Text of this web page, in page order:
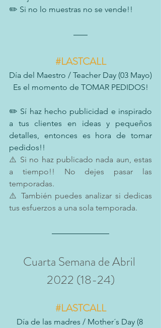
✏️ Si no lo muestras no se vende!!
#LASTCALL
Día del Maestro / Teacher Day (03 Mayo)
Es el momento de TOMAR PEDIDOS!
✏️ Sí haz hecho publicidad e inspirado
a tus clientes en ideas y pequeños
detalles, entonces es hora de tomar
pedidos!!
⚠️ Si no haz publicado nada aun, estas
a tiempo!! No dejes pasar las
temporadas.
⚠️ También puedes analizar si dedicas
tus esfuerzos a una sola temporada.
Cuarta Semana de Abril
2022 (18-24)
#LASTCALL
Día de las madres / Mother´s Day (8